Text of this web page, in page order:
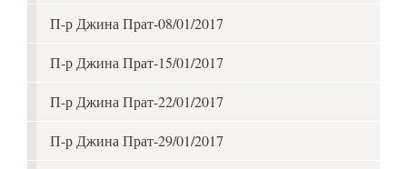
П-р Джина Прат-08/01/2017
П-р Джина Прат-15/01/2017
П-р Джина Прат-22/01/2017
П-р Джина Прат-29/01/2017